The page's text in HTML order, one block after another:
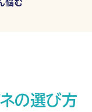
の選び方